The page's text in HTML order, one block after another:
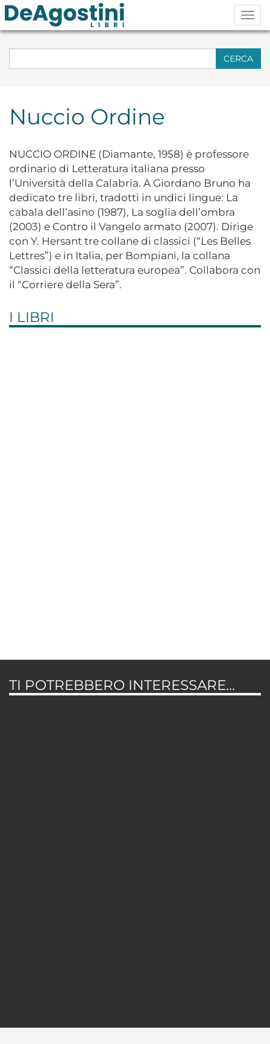
CERCA
Nuccio Ordine
NUCCIO ORDINE (Diamante, 1958) è professore
ordinario di Letteratura italiana presso
l’Università della Calabria. A Giordano Bruno ha
dedicato tre libri, tradotti in undici lingue: La
cabala dell’asino (1987), La soglia dell’ombra
(2003) e Contro il Vangelo armato (2007). Dirige
con Y. Hersant tre collane di classici (“Les Belles
Lettres”) e in Italia, per Bompiani, la collana
“Classici della letteratura europea”. Collabora con
il “Corriere della Sera”.
I LIBRI
TI POTREBBERO INTERESSARE...